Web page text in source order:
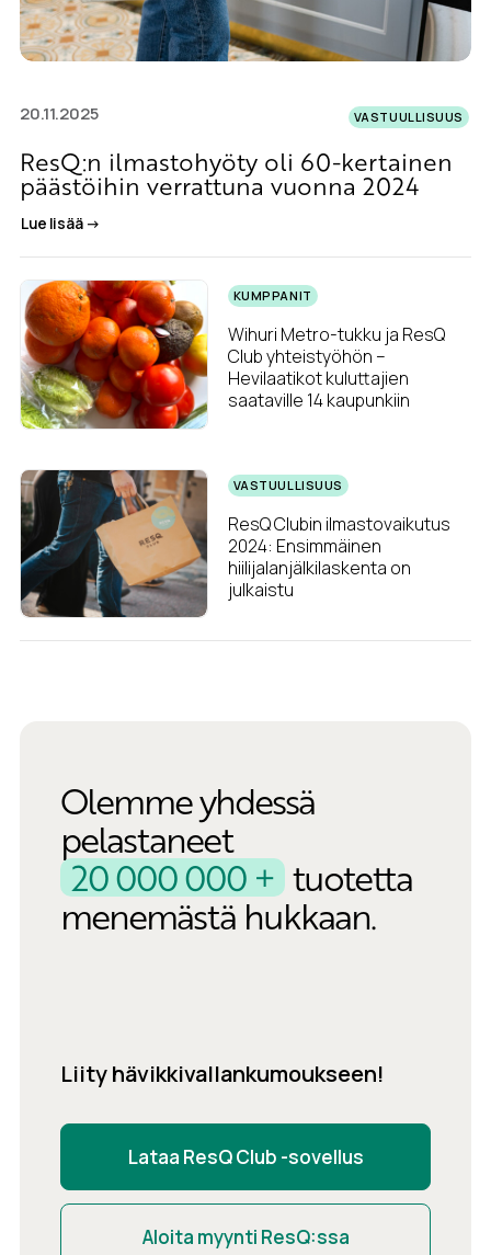
20.11.2025 VASTUULLISUUS
ResQ:n ilmastohyöty oli 60-kertainen
päästöihin verrattuna vuonna 2024
Lue lisää ->
KUMPPANIT
Wihuri Metro-tukku ja ResQ
Club yhteistyöhön –
Hevilaatikot kuluttajien
saataville 14 kaupunkiin
VASTUULLISUUS
ResQ Clubin ilmastovaikutus
2024: Ensimmäinen
hiilijalanjälkilaskenta on
julkaistu
Olemme yhdessä
pelastaneet
20 000 000 + tuotetta
menemästä hukkaan.
Liity hävikkivallankumoukseen!
Lataa ResQ Club -sovellus
Aloita myynti ResQ:ssa